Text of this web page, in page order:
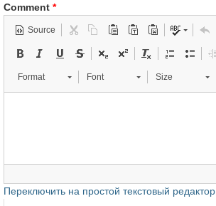
Comment *
Source
Format Font Size
Переключить на простой текстовый редактор